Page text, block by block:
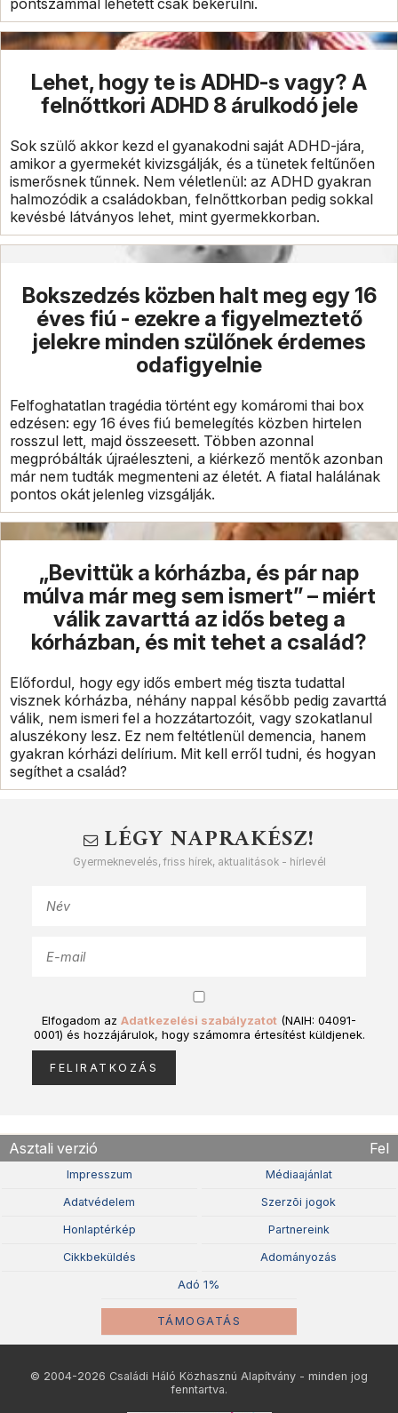
pontszámmal lehetett csak bekerülni.
Lehet, hogy te is ADHD-s vagy? A
felnőttkori ADHD 8 árulkodó jele
Sok szülő akkor kezd el gyanakodni saját ADHD-jára,
amikor a gyermekét kivizsgálják, és a tünetek feltűnően
ismerősnek tűnnek. Nem véletlenül: az ADHD gyakran
halmozódik a családokban, felnőttkorban pedig sokkal
kevésbé látványos lehet, mint gyermekkorban.
Bokszedzés közben halt meg egy 16
éves fiú - ezekre a figyelmeztető
jelekre minden szülőnek érdemes
odafigyelnie
Felfoghatatlan tragédia történt egy komáromi thai box
edzésen: egy 16 éves fiú bemelegítés közben hirtelen
rosszul lett, majd összeesett. Többen azonnal
megpróbálták újraéleszteni, a kiérkező mentők azonban
már nem tudták megmenteni az életét. A fiatal halálának
pontos okát jelenleg vizsgálják.
„Bevittük a kórházba, és pár nap
múlva már meg sem ismert” – miért
válik zavarttá az idős beteg a
kórházban, és mit tehet a család?
Előfordul, hogy egy idős embert még tiszta tudattal
visznek kórházba, néhány nappal később pedig zavarttá
válik, nem ismeri fel a hozzátartozóit, vagy szokatlanul
aluszékony lesz. Ez nem feltétlenül demencia, hanem
gyakran kórházi delírium. Mit kell erről tudni, és hogyan
segíthet a család?
LÉGY NAPRAKÉSZ!
Gyermeknevelés, friss hírek, aktualitások - hírlevél
Elfogadom az Adatkezelési szabályzatot (NAIH: 04091-
0001) és hozzájárulok, hogy számomra értesítést küldjenek.
Asztali verzió Fel
Impresszum Médiaajánlat
Adatvédelem Szerzõi jogok
Honlaptérkép Partnereink
Cikkbeküldés Adományozás
Adó 1%
TÁMOGATÁS
© 2004-2026 Családi Háló Közhasznú Alapítvány - minden jog
fenntartva.